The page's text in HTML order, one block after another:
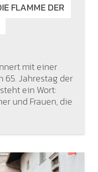
FLAMME DER
mit einer
65. Jahrestag der
ein Wort:
und Frauen, die